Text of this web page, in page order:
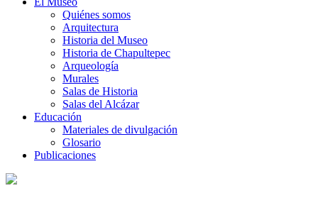
Quiénes somos
Arquitectura
Historia del Museo
Historia de Chapultepec
Arqueología
Murales
Salas de Historia
Salas del Alcázar
Educación
Materiales de divulgación
Glosario
Publicaciones